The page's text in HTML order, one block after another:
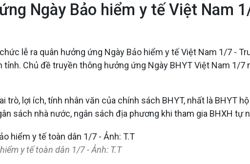
Ngày Bảo hiểm y tế Việt Nam
lễ ra quân hưởng ứng Ngày Bảo hiểm y tế Việt Nam 1/7 -
Chủ đề truyền thông hưởng ứng Ngày BHYT Việt Nam 1/7
trò, lợi ích, tính nhân văn của chính sách BHYT, nhất là BHYT
sách nhà nước, ngân sách địa phương khi tham gia BHXH tự
y tế toàn dân 1/7 - Ảnh: T.T